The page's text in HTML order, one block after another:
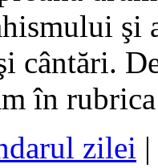
cântări.
în
zilei |